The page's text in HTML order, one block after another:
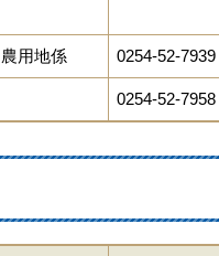
農用地係 0254-52-7939
0254-52-7958